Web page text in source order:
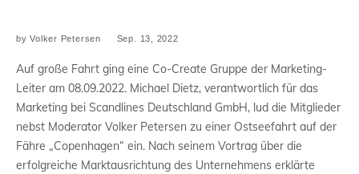
byVolker Petersen Sep. 13, 2022
Auf große Fahrt ging eine Co-Create Gruppe der Marketing-
Leiter am 08.09.2022. Michael Dietz, verantwortlich für das
Marketing bei Scandlines Deutschland GmbH, lud die Mitglieder
nebst Moderator Volker Petersen zu einer Ostseefahrt auf der
Fähre „Copenhagen“ ein. Nach seinem Vortrag über die
erfolgreiche Marktausrichtung des Unternehmens erklärte